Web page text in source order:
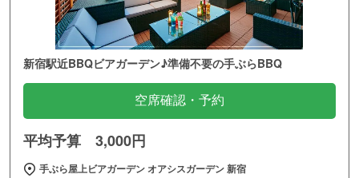
新宿駅近BBQビアガーデン♪準備不要の手ぶらBBQ
空席確認・予約
平均予算 3,000円
手ぶら屋上ビアガーデン オアシスガーデン 新宿